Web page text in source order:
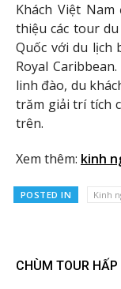
Khách Việt
thiệu các tour
Quốc với du lịch
Royal
linh đào, du
trăm giải trí tích
trên.
Xem thêm: kinh
POSTED IN Kinh
CHÙM TOUR HẤP